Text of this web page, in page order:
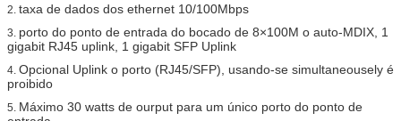
2. taxa de dados dos ethernet 10/100Mbps
3. porto do ponto de entrada do bocado de 8×100M o auto-MDIX, 1
gigabit RJ45 uplink, 1 gigabit SFP Uplink
4. Opcional Uplink o porto (RJ45/SFP), usando-se simultaneousely é
proibido
5. Máximo 30 watts de ourput para um único porto do ponto de